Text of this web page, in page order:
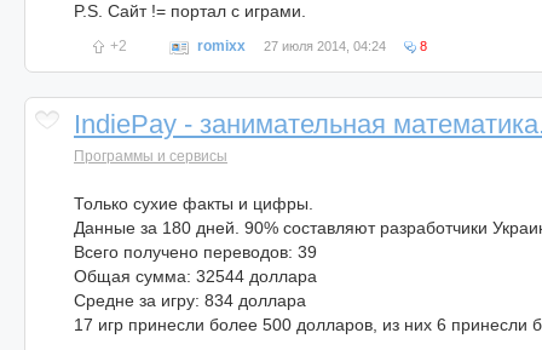
P.S. Сайт != портал с играми.
+2 romixx 27 июля 2014, 04:24 8
IndiePay - занимательная
Программы и сервисы
Только сухие факты и цифры.
Данные за 180 дней. 90% составляют разработчики
Всего получено переводов: 39
Общая сумма: 32544 доллара
Средне за игру: 834 доллара
17 игр принесли более 500 долларов, из них 6 принесли